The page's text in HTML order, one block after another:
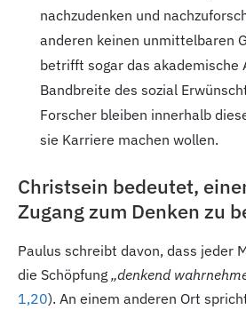
nachzudenken und
anderen keinen unmittelbaren
betrifft sogar das akademische
Bandbreite des sozial
Forscher bleiben innerhalb
sie Karriere machen wollen.
Christsein bedeutet,
Zugang zum Denken zu
Paulus schreibt davon, dass jeder
die Schöpfung „denkend
1,20). An einem anderen Ort